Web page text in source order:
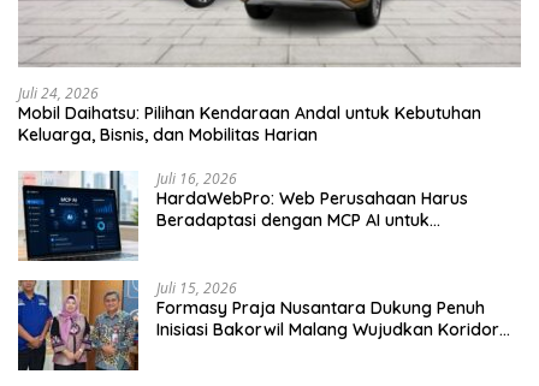
Juli 24, 2026
Mobil Daihatsu: Pilihan Kendaraan Andal untuk Kebutuhan
Keluarga, Bisnis, dan Mobilitas Harian
Juli 16, 2026
HardaWebPro: Web Perusahaan Harus
Beradaptasi dengan MCP AI untuk
Juli 15, 2026
Formasy Praja Nusantara Dukung Penuh
Inisiasi Bakorwil Malang Wujudkan Koridor